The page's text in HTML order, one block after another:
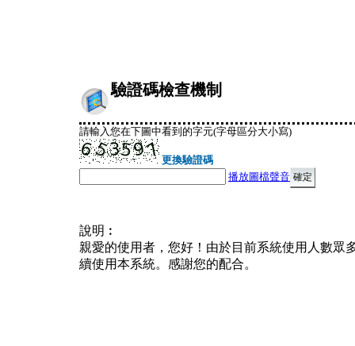
驗證碼檢查機制
請輸入您在下圖中看到的字元(字母區分大小寫)
更換驗證碼
播放圖檔聲音
說明︰
親愛的使用者，您好！由於目前系統使用人數眾
續使用本系統。感謝您的配合。